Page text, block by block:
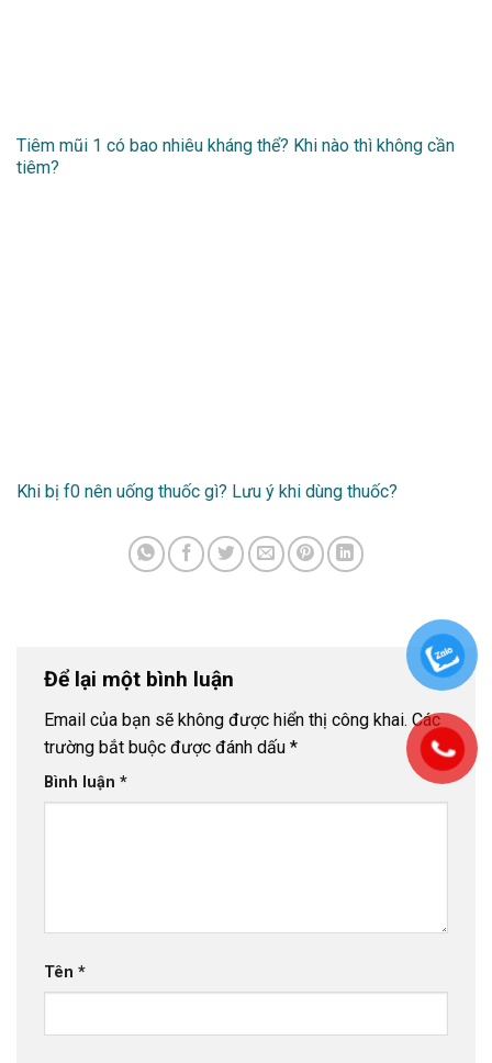
Tiêm mũi 1 có bao nhiêu kháng thể? Khi nào thì không cần
tiêm?
Khi bị f0 nên uống thuốc gì? Lưu ý khi dùng thuốc?
Để lại một bình luận
Email của bạn sẽ không được hiển thị công khai. Các
trường bắt buộc được đánh dấu *
Bình luận *
Tên *